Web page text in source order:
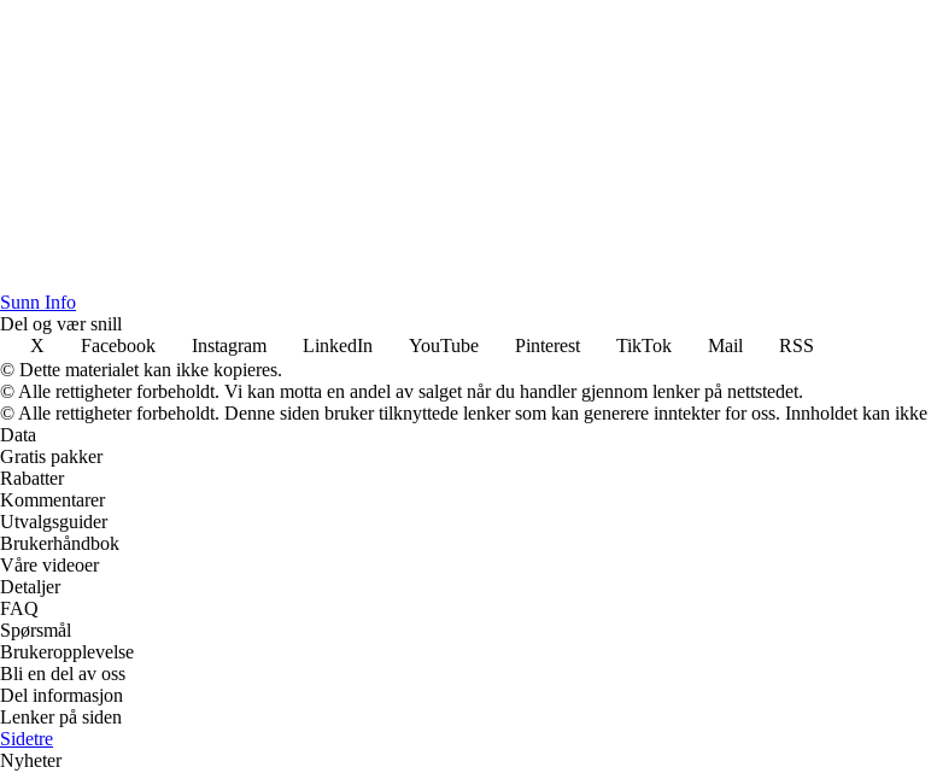
Sunn Info
Del og vær snill
X
Facebook Instagram LinkedIn YouTube Pinterest TikTok Mail
RSS
© Dette materialet kan ikke kopieres.
© Alle rettigheter forbeholdt. Vi kan motta en andel av salget når du handler gjennom lenker på nettstedet.
© Alle rettigheter forbeholdt. Denne siden bruker tilknyttede lenker som kan generere inntekter for oss. Innholdet kan
Data
Gratis pakker
Rabatter
Kommentarer
Utvalgsguider
Brukerhåndbok
Våre videoer
Detaljer
FAQ
Spørsmål
Brukeropplevelse
Bli en del av oss
Del informasjon
Lenker på siden
Sidetre
Nyheter